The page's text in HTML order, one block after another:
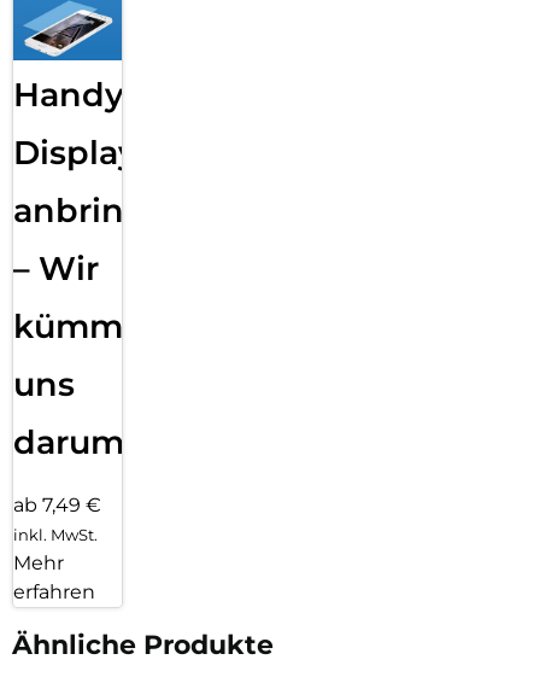
Handy
Displayfolie
anbringen
– Wir
kümmern
uns
darum!
ab 7,49 €
inkl. MwSt.
Mehr
erfahren
Ähnliche Produkte